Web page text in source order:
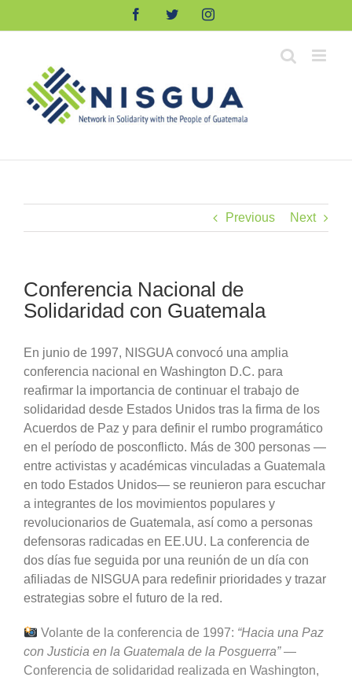
FacebookTwitterInstagram
Previous Next
Conferencia Nacional de
Solidaridad con Guatemala
En junio de 1997, NISGUA convocó una amplia
conferencia nacional en Washington D.C. para
reafirmar la importancia de continuar el trabajo de
solidaridad desde Estados Unidos tras la firma de los
Acuerdos de Paz y para definir el rumbo programático
en el período de posconflicto. Más de 300 personas —
entre activistas y académicas vinculadas a Guatemala
en todo Estados Unidos— se reunieron para escuchar
a integrantes de los movimientos populares y
revolucionarios de Guatemala, así como a personas
defensoras radicadas en EE.UU. La conferencia de
dos días fue seguida por una reunión de un día con
afiliadas de NISGUA para redefinir prioridades y trazar
estrategias sobre el futuro de la red.
Volante de la conferencia de 1997: “Hacia una Paz
con Justicia en la Guatemala de la Posguerra”—
Conferencia de solidaridad realizada en Washington,